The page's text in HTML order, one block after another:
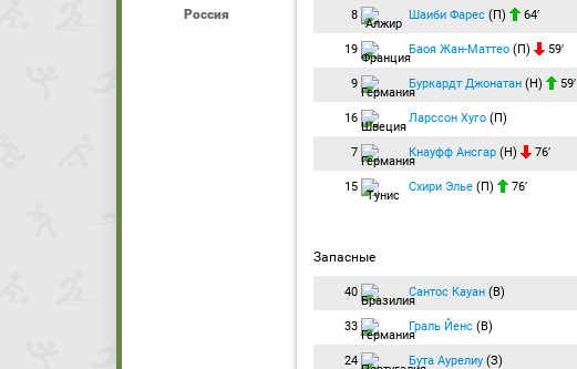
Россия 8 Шаиби Фарес (П) 64′
19 Баоя Жан-Маттео (П) 59′
9 Буркардт Джонатан (Н) 59′
16 Ларссон Хуго (П)
7 Кнауфф Ансгар (Н) 76′
15 Схири Элье (П) 76′
Запасные
40 Сантос Кауан (В)
33 Граль Йенс (В)
24 Бута Аурелиу (З)